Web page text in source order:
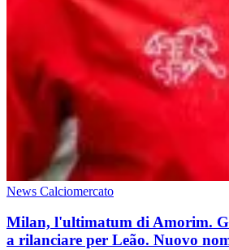
News Calciomercato
Milan, l'ultimatum di Amorim.
a rilanciare per Leão. Nuovo